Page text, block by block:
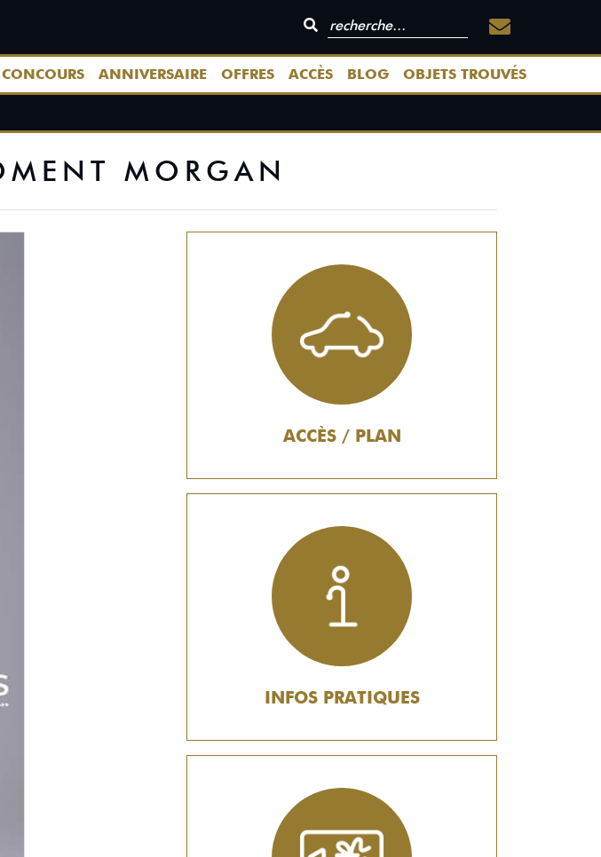
CONCOURS ANNIVERSAIRE OFFRES ACCÈS BLOG OBJETS TROUVÉS
MORGAN
ACCÈS / PLAN
INFOS PRATIQUES